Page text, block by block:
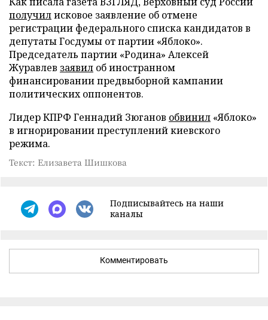
получилисковое заявление об отмене
регистрации федерального списка кандидатов в
депутаты Госдумы от партии «Яблоко».
Председатель партии «Родина» Алексей
Журавлев заявил об иностранном
финансировании предвыборной кампании
политических оппонентов.
Лидер КПРФ Геннадий Зюганов обвинил «Яблоко»
в игнорировании преступлений киевского
режима.
Текст: Елизавета Шишкова
Подписывайтесь на наши
каналы
Комментировать